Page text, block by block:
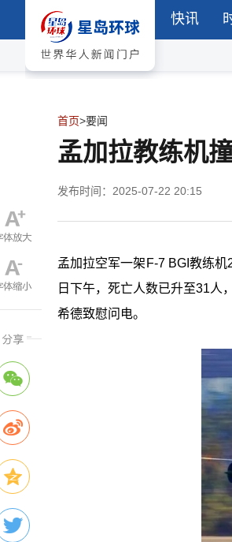
快讯
首页>要闻
孟加拉教练机
发布时间：2025-07-22 20:15
孟加拉空军一架F-7 BGI教练
日下午，死亡人数已升至31人
希德致慰问电。